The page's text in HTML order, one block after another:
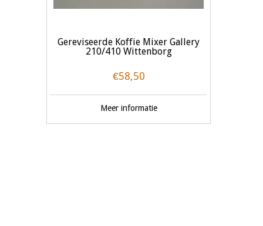
Gereviseerde Koffie Mixer Gallery
210/410 Wittenborg
€58,50
Meer informatie